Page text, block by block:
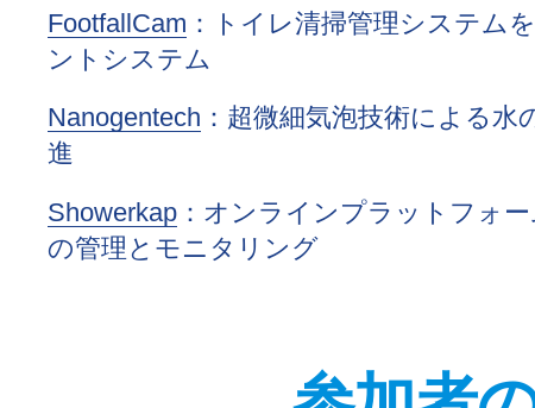
FootfallCam ：トイレ清掃管理システム
ントシステム
Nanogentech ：超微細気泡技術による
進
Showerkap ：オンラインプラットフォ
の管理とモニタリング